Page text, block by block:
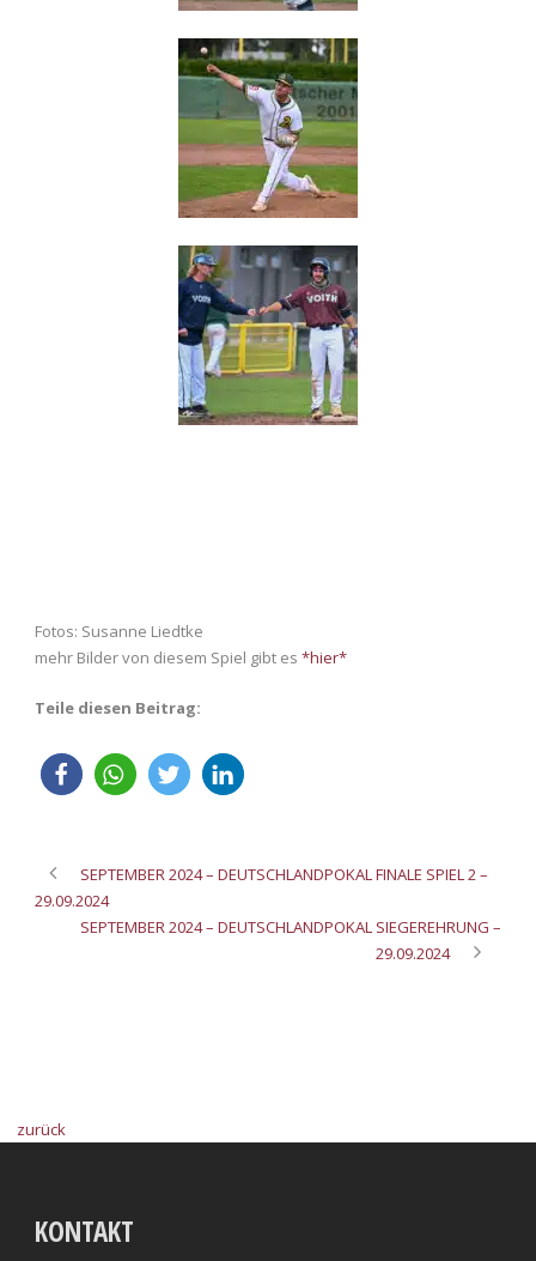
Fotos: Susanne Liedtke
mehr Bilder von diesem Spiel gibt es *hier*
Teile diesen Beitrag:
SEPTEMBER 2024 – DEUTSCHLANDPOKAL FINALE SPIEL 2 –
29.09.2024
SEPTEMBER 2024 – DEUTSCHLANDPOKAL SIEGEREHRUNG –
29.09.2024
zurück
KONTAKT